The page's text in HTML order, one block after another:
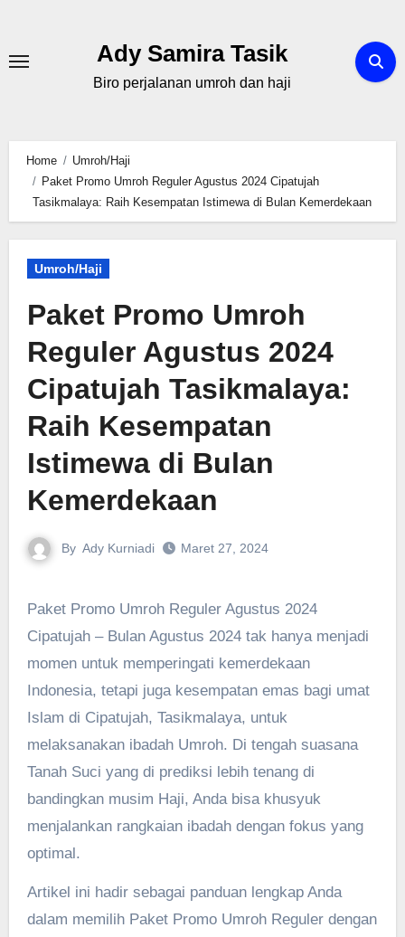
content
Ady Samira Tasik
Biro perjalanan umroh dan haji
Home
Umroh/Haji
Paket Promo Umroh Reguler Agustus 2024 Cipatujah
Tasikmalaya: Raih Kesempatan Istimewa di Bulan Kemerdekaan
Umroh/Haji
Paket Promo Umroh
Reguler Agustus 2024
Cipatujah Tasikmalaya:
Raih Kesempatan
Istimewa di Bulan
Kemerdekaan
By Ady Kurniadi Maret 27, 2024
Paket Promo Umroh Reguler Agustus 2024
Cipatujah – Bulan Agustus 2024 tak hanya menjadi
momen untuk memperingati kemerdekaan
Indonesia, tetapi juga kesempatan emas bagi umat
Islam di Cipatujah, Tasikmalaya, untuk
melaksanakan ibadah Umroh. Di tengah suasana
Tanah Suci yang di prediksi lebih tenang di
bandingkan musim Haji, Anda bisa khusyuk
menjalankan rangkaian ibadah dengan fokus yang
optimal.
Artikel ini hadir sebagai panduan lengkap Anda
dalam memilih Paket Promo Umroh Reguler dengan